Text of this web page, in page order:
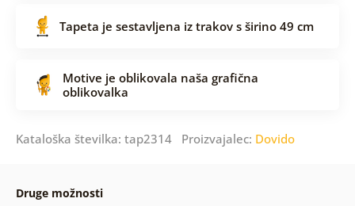
Tapeta je sestavljena iz trakov s širino 49 cm
Motive je oblikovala naša grafična
oblikovalka
Kataloška številka: tap2314 Proizvajalec: Dovido
Druge možnosti